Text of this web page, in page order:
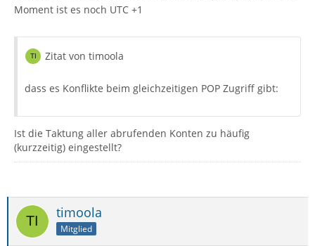
Moment ist es noch UTC +1
Zitat von timoola
dass es Konflikte beim gleichzeitigen POP Zugriff gibt:
Ist die Taktung aller abrufenden Konten zu häufig
(kurzzeitig) eingestellt?
timoola
Mitglied